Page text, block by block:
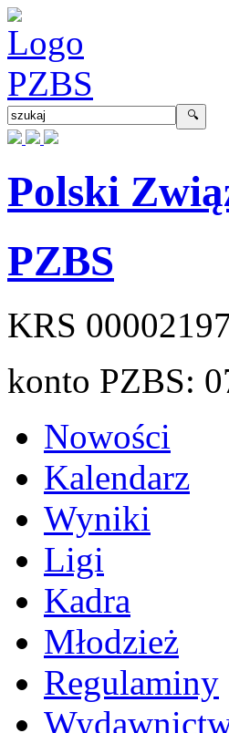
Polski
PZBS
KRS
konto PZBS:
Nowości
Kalendarz
Wyniki
Ligi
Kadra
Młodzież
Regulaminy